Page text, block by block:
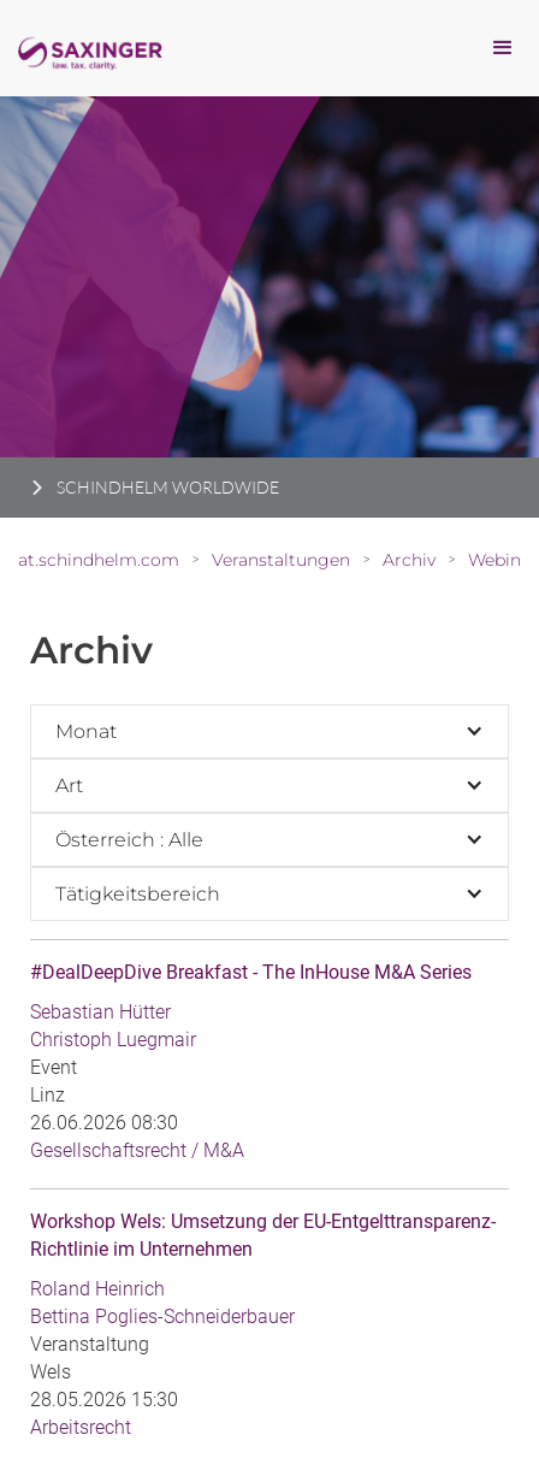
SCHINDHELM WORLDWIDE
at.schindhelm.com > Veranstaltungen > Archiv >
Archiv
Monat
Art
Österreich : Alle
Tätigkeitsbereich
#DealDeepDive Breakfast - The InHouse M&A Series
Sebastian Hütter
Christoph Luegmair
Event
Linz
26.06.2026 08:30
Gesellschaftsrecht / M&A
Workshop Wels: Umsetzung der EU-Entgelttransparenz-
Richtlinie im Unternehmen
Roland Heinrich
Bettina Poglies-Schneiderbauer
Veranstaltung
Wels
28.05.2026 15:30
Arbeitsrecht